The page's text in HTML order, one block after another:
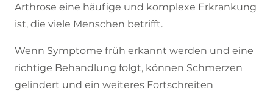
Arthrose eine häufige und komplexe Erkrankung
ist, die viele Menschen betrifft.
Wenn Symptome früh erkannt werden und eine
richtige Behandlung folgt, können Schmerzen
gelindert und ein weiteres Fortschreiten